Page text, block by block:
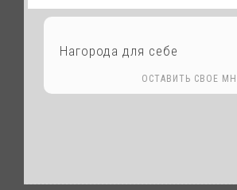
Нагорода для себе
ОСТАВИТЬ СВОЕ